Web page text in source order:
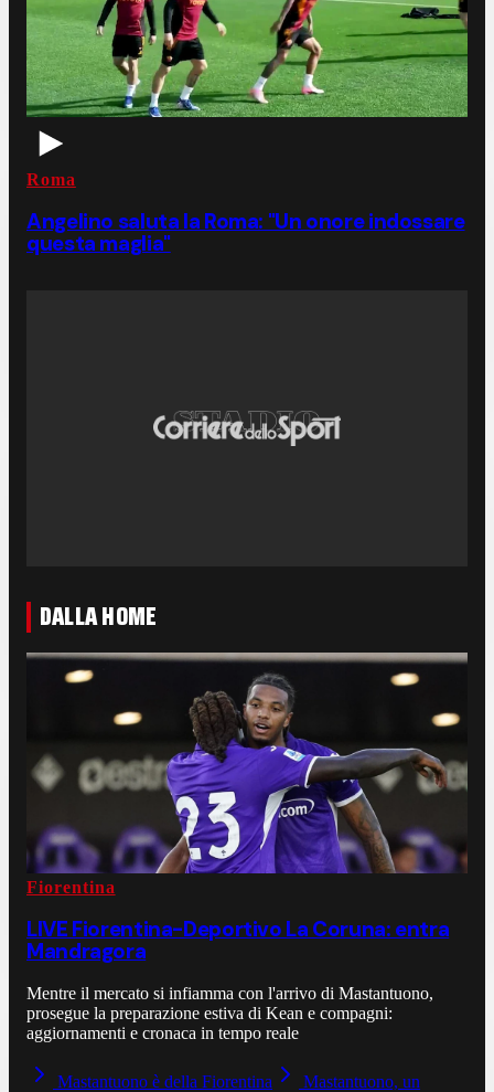
Roma
Angelino saluta la Roma: "Un onore indossare
questa maglia"
DALLA HOME
Fiorentina
LIVE Fiorentina-Deportivo La Coruna: entra
Mandragora
Mentre il mercato si infiamma con l'arrivo di Mastantuono,
prosegue la preparazione estiva di Kean e compagni:
aggiornamenti e cronaca in tempo reale
Mastantuono è della Fiorentina
Mastantuono, un